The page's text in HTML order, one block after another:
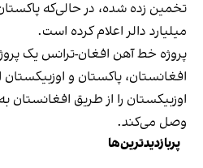
میلیارد دالر اعلام کرده است.
پروژه خط آهن افغان-ترانس یک
افغانستان، پاکستان و
اوزبیکستان را از طریق
وصل می‌کند.
پربازدیدترین‌ها